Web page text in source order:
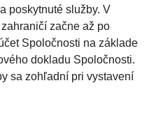
poskytnuté služby. V
začne až po
Spoločnosti na základe
dokladu Spoločnosti.
sa zohľadní pri vystavení